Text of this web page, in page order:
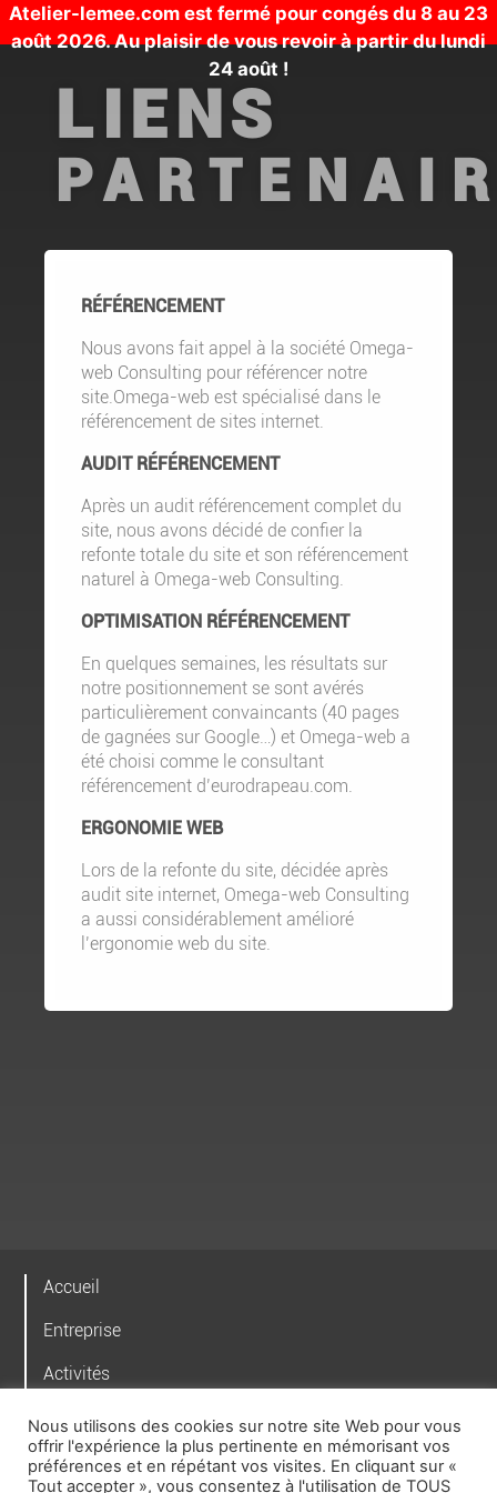
Atelier-lemee.com est fermé pour congés du 8 au 23
août 2026. Au plaisir de vous revoir à partir du lundi
24 août !
LIENS
RÉFÉRENCEMENT
Nous avons fait appel à la société Omega-
web Consulting pour référencer notre
site.Omega-web est spécialisé dans le
référencement de sites internet.
AUDIT RÉFÉRENCEMENT
Après un audit référencement complet du
site, nous avons décidé de confier la
refonte totale du site et son référencement
naturel à Omega-web Consulting.
OPTIMISATION RÉFÉRENCEMENT
En quelques semaines, les résultats sur
notre positionnement se sont avérés
particulièrement convaincants (40 pages
de gagnées sur Google…) et Omega-web a
été choisi comme le consultant
référencement d’eurodrapeau.com.
ERGONOMIE WEB
Lors de la refonte du site, décidée après
audit site internet, Omega-web Consulting
a aussi considérablement amélioré
l’ergonomie web du site.
Accueil
Entreprise
Activités
TRADITION
ENSEIGNE
Nous utilisons des cookies sur notre site Web pour vous
offrir l'expérience la plus pertinente en mémorisant vos
préférences et en répétant vos visites. En cliquant sur «
Tout accepter », vous consentez à l'utilisation de TOUS